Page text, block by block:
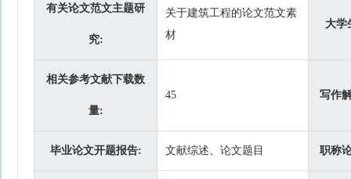
有关论文范文主题研
究:
关于建筑工程的论文范文素
材
大学
相关参考文献下载数
量:
45 写作
毕业论文开题报告: 文献综述、论文题目 职称